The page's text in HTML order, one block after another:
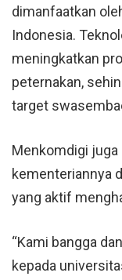
dimanfaatkan
Indonesia.
meningkatkan
peternakan,
target
Menkomdigi
kementeriannya
yang aktif
“Kami bangga
kepada